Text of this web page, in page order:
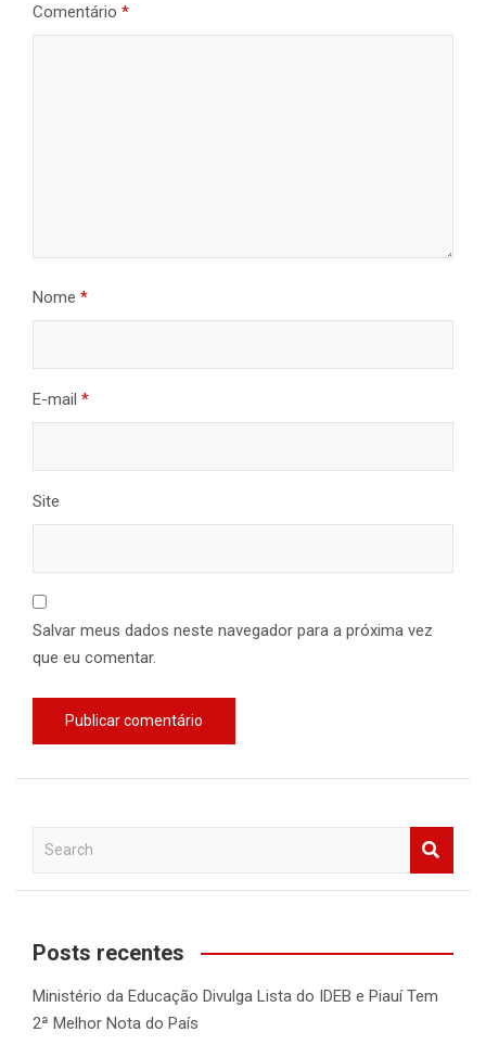
Comentário *
Nome *
E-mail *
Site
Salvar meus dados neste navegador para a próxima vez
que eu comentar.
a
c
Posts recentes
Ministério da Educação Divulga Lista do IDEB e Piauí Tem
2ª Melhor Nota do País